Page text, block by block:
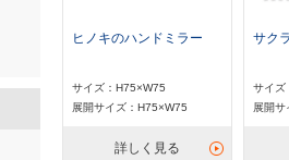
ヒノキのハンドミラー
サイズ：H75×W75
展開サイズ：H75×W75
詳しく見る
サク
サイズ
展開